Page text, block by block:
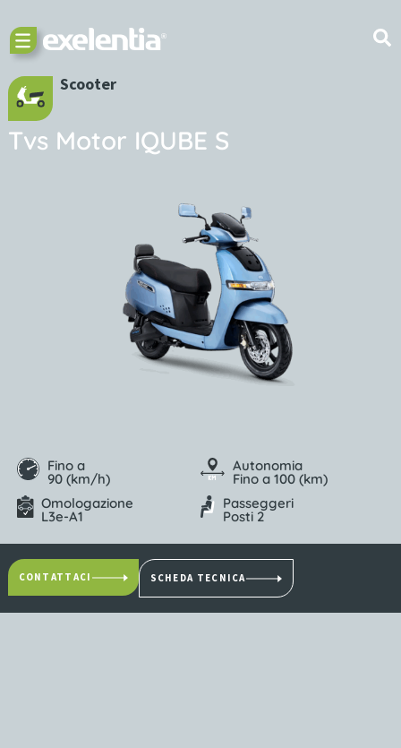
Scooter
Tvs Motor IQUBE S
Fino a
90 (km/h)
Autonomia
Fino a 100 (km)
Omologazione
L3e-A1
Passeggeri
Posti 2
CONTATTACI SCHEDA TECNICA